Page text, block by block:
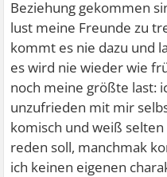
Beziehung gekommen
lust meine Freunde zu
kommt es nie dazu und
es wird nie wieder wie
noch meine größte last:
unzufrieden mit mir
komisch und weiß
reden soll, manchmak
ich keinen eigenen